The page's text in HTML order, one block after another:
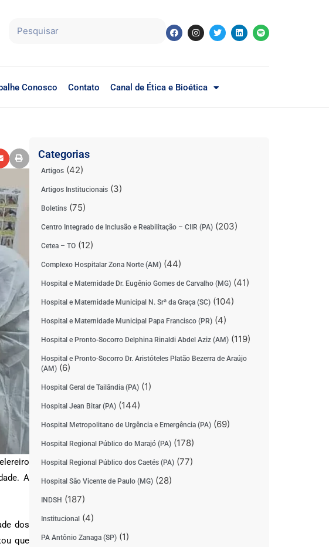
Conosco Contato Canal de Ética e Bioética
A
dos
que
Categorias
Artigos(42)
Artigos Institucionais(3)
Boletins(75)
Centro Integrado de Inclusão e Reabilitação – CIIR (PA)(203)
Cetea – TO(12)
Complexo Hospitalar Zona Norte (AM)(44)
Hospital e Maternidade Dr. Eugênio Gomes de Carvalho (MG)(41)
Hospital e Maternidade Municipal N. Srª da Graça (SC)(104)
Hospital e Maternidade Municipal Papa Francisco (PR)(4)
Hospital e Pronto-Socorro Delphina Rinaldi Abdel Aziz (AM)(119)
Hospital e Pronto-Socorro Dr. Aristóteles Platão Bezerra de Araújo
(AM)(6)
Hospital Geral de Tailândia (PA)(1)
Hospital Jean Bitar (PA)(144)
Hospital Metropolitano de Urgência e Emergência (PA)(69)
Hospital Regional Público do Marajó (PA)(178)
Hospital Regional Público dos Caetés (PA)(77)
Hospital São Vicente de Paulo (MG)(28)
INDSH (187)
Institucional(4)
PA Antônio Zanaga (SP)(1)